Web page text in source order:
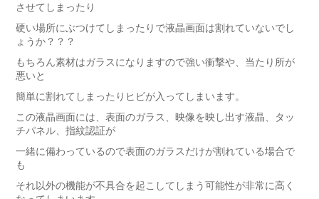
させてしまったり
硬い場所にぶつけてしまったりで液晶画面は割れていないでし
ょうか？？？
もちろん素材はガラスになりますので強い衝撃や、当たり所が
悪いと
簡単に割れてしまったりヒビが入ってしまいます。
この液晶画面には、表面のガラス、映像を映し出す液晶、タッ
チパネル、指紋認証が
一緒に備わっているので表面のガラスだけが割れている場合で
も
それ以外の機能が不具合を起こしてしまう可能性が非常に高く